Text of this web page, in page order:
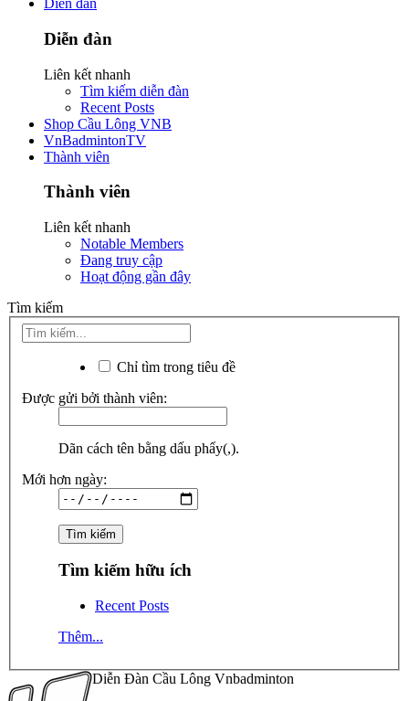
Diễn đàn
Diễn đàn
Liên kết nhanh
Tìm kiếm diễn đàn
Recent Posts
Shop Cầu Lông VNB
VnBadmintonTV
Thành viên
Thành viên
Liên kết nhanh
Notable Members
Đang truy cập
Hoạt động gần đây
Tìm kiếm
Chỉ tìm trong tiêu đề
Được gửi bởi thành viên:
Dãn cách tên bằng dấu phẩy(,).
Mới hơn ngày:
Tìm kiếm hữu ích
Recent Posts
Thêm...
Diễn Đàn Cầu Lông Vnbadminton